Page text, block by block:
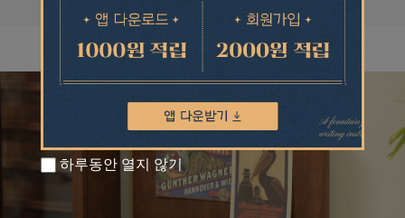
하루동안 열지 않기